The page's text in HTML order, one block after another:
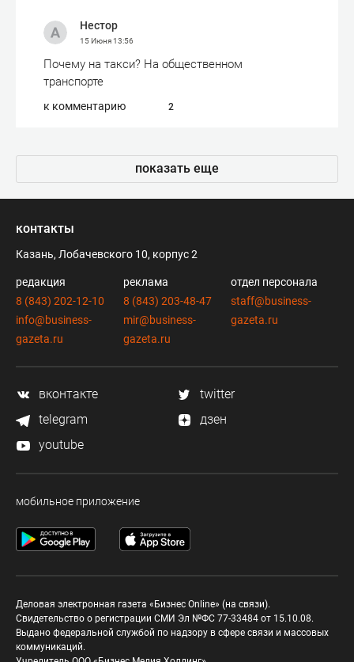
Нестор
15 Июня13:56
Почему на такси? На общественном
транспорте
к комментарию 2
показать еще
контакты
Казань, Лобачевского 10, корпус 2
редакция
8 (843) 202-12-10
info@business-
gazeta.ru
реклама
8 (843) 203-48-47
mir@business-
gazeta.ru
отдел персонала
staff@business-
gazeta.ru
вконтакте
twitter
telegram
дзен
youtube
мобильное приложение
Деловая электронная газета «Бизнес Online» (на связи).
Свидетельство о регистрации СМИ Эл №ФС 77-33484 от 15.10.08.
Выдано федеральной службой по надзору в сфере связи и массовых
коммуникаций.